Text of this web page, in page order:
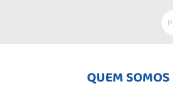
QUEM SOMOS